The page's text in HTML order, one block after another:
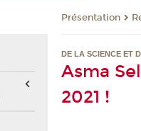
Présentation
DE LA SCIENCE ET
Asma
2021 !